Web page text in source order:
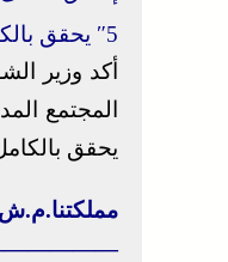
5″ يحقق بالكامل بعده ومبتغاه العام والاستراتيجي
أكد وزير
يحقق